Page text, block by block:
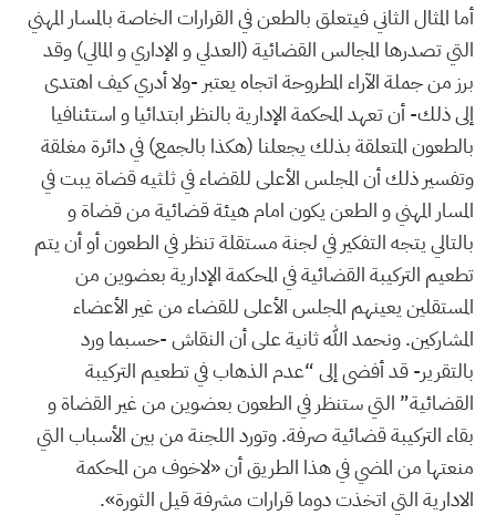
أما المثال الثاني فيتعلق بالطعن في القرارات الخاصة بالمسار المهني
التي تصدرها المجالس القضائية (العدلي و الإداري و المالي) وقد
برز من جملة الآراء المطروحة اتجاه يعتبر -ولا أدري كيف اهتدى
إلى ذلك- أن تعهد المحكمة الإدارية بالنظر ابتدائيا و استئنافيا
بالطعون المتعلقة بذلك يجعلنا (هكذا بالجمع) في دائرة مغلقة
وتفسير ذلك أن المجلس الأعلى للقضاء في ثلثيه قضاة يبت في
المسار المهني و الطعن يكون امام هيئة قضائية من قضاة و
بالتالي يتجه التفكير في لجنة مستقلة تنظر في الطعون أو أن يتم
تطعيم التركيبة القضائية في المحكمة الإدارية بعضوين من
المستقلين يعينهم المجلس الأعلى للقضاء من غير الأعضاء
المشاركين. ونحمد الله ثانية على أن النقاش -حسبما ورد
بالتقرير- قد أفضى إلى “عدم الذهاب في تطعيم التركيبة
القضائية” التي ستنظر في الطعون بعضوين من غير القضاة و
بقاء التركيبة قضائية صرفة. وتورد اللجنة من بين الأسباب التي
منعتها من المضي في هذا الطريق أن «لاخوف من المحكمة
الادارية التي اتخذت دوما قرارات مشرفة قيل الثورة».